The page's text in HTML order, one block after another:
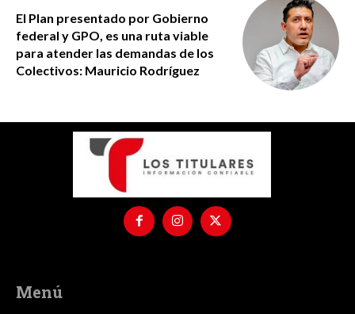
El Plan presentado por Gobierno
federal y GPO, es una ruta viable
para atender las demandas de los
Colectivos: Mauricio Rodríguez
Menú